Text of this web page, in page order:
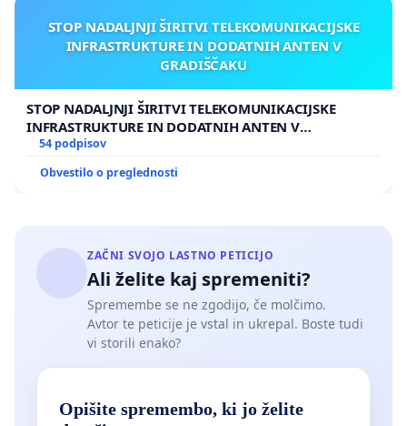
STOP NADALJNJI ŠIRITVI TELEKOMUNIKACIJSKE
INFRASTRUKTURE IN DODATNIH ANTEN V
GRADIŠČAKU
STOP NADALJNJI ŠIRITVI TELEKOMUNIKACIJSKE
INFRASTRUKTURE IN DODATNIH ANTEN V
GRADIŠČAKU
54 podpisov
Obvestilo o preglednosti
ZAČNI SVOJO LASTNO PETICIJO
Ali želite kaj spremeniti?
Spremembe se ne zgodijo, če molčimo.
Avtor te peticije je vstal in ukrepal. Boste tudi
vi storili enako?
Opišite spremembo, ki jo želite